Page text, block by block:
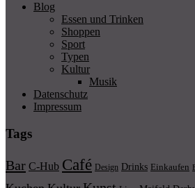
Blog
Essen und Trinken
Shoppen
Sport
Typen
Kultur
Musik
Datenschutz
Impressum
Tags
Bar C-Hub Café Design Drinks Einkaufen